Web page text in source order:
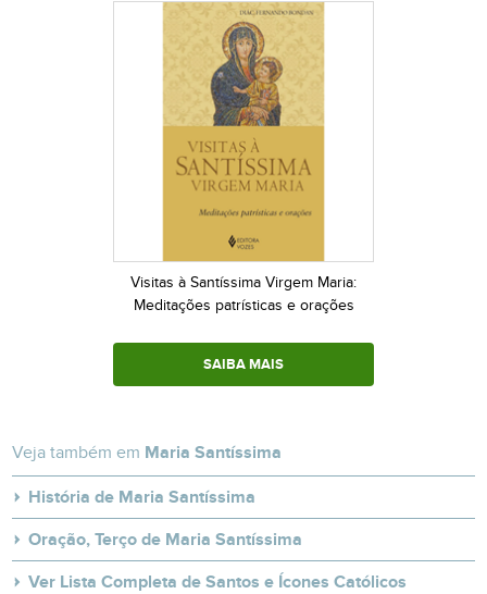
Visitas à Santíssima Virgem Maria:
Meditações patrísticas e orações
SAIBA MAIS
Veja também em Maria Santíssima
História de Maria Santíssima
Oração, Terço de Maria Santíssima
Ver Lista Completa de Santos e Ícones Católicos